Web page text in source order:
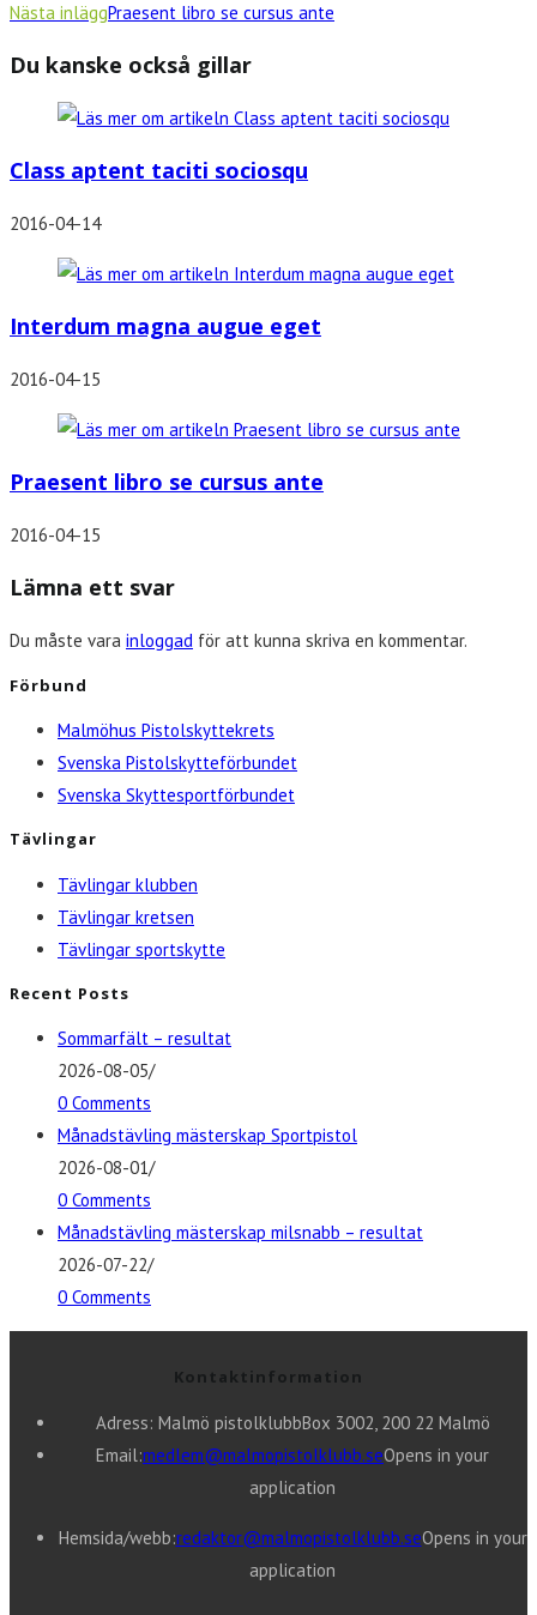
Nästa inläggPraesent libro se cursus ante
Du kanske också gillar
Class aptent taciti sociosqu
2016-04-14
Interdum magna augue eget
2016-04-15
Praesent libro se cursus ante
2016-04-15
Lämna ett svar
Du måste vara inloggad för att kunna skriva en kommentar.
Förbund
Malmöhus Pistolskyttekrets
Svenska Pistolskytteförbundet
Svenska Skyttesportförbundet
Tävlingar
Tävlingar klubben
Tävlingar kretsen
Tävlingar sportskytte
Recent Posts
Sommarfält – resultat
2026-08-05/
0 Comments
Månadstävling mästerskap Sportpistol
2026-08-01/
0 Comments
Månadstävling mästerskap milsnabb – resultat
2026-07-22/
0 Comments
Kontaktinformation
Adress: Malmö pistolklubbBox 3002, 200 22 Malmö
Email:medlem@malmopistolklubb.seOpens in your
application
Hemsida/webb:redaktor@malmopistolklubb.seOpens in your
application